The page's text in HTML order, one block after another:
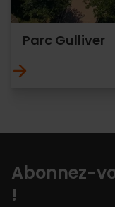
Parc Gulliver
Abonnez-
!